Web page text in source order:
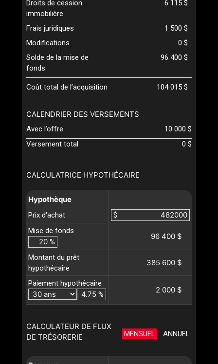
CALCULATRICE HYPOTHÉCAIRE
Hypothèque
Prix d'achat
$
Mise de fonds
%
96 400 $
Montant du prêt
hypothécaire
385 600 $
Paiement hypothécaire
%
2 000 $
CALCULATEUR DE FLUX
DE TRÉSORERIE
MENSUEL ANNUEL
Droits de cession
immobilière
6 115 $
Frais juridiques
1 500 $
Modifications
0 $
Solde de la mise de
fonds
96 400 $
Coût total de l’acquisition 104 015 $
CALENDRIER DES VERSEMENTS
Avec l’offre
10 000 $
Versement total
0 $